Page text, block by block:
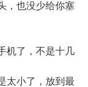
也没少给你塞
了，不是十几
太小了，放到最